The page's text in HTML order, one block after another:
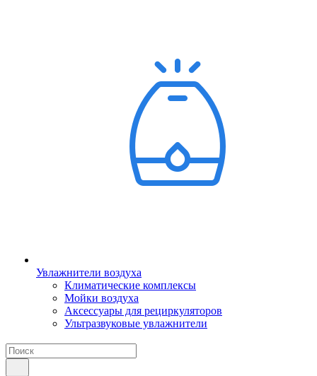
Увлажнители воздуха
Климатические комплексы
Мойки воздуха
Аксессуары для рециркуляторов
Ультразвуковые увлажнители